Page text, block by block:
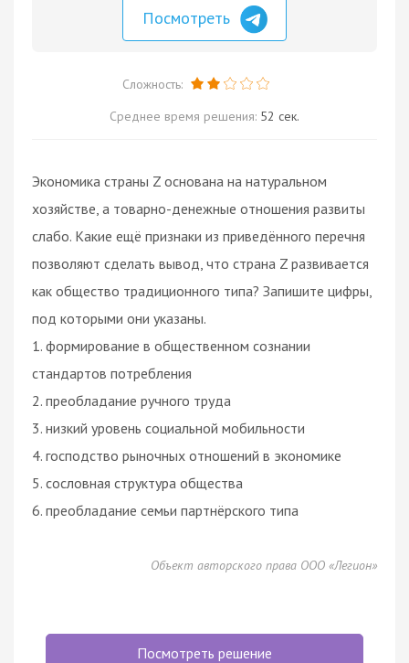
Посмотреть
Сложность:
Среднее время решения: 52 сек.
Экономика страны Z основана на натуральном
хозяйстве, а товарно-денежные отношения развиты
слабо. Какие ещё признаки из приведённого перечня
позволяют сделать вывод, что страна Z развивается
как общество традиционного типа? Запишите цифры,
под которыми они указаны.
1. формирование в общественном сознании
стандартов потребления
2. преобладание ручного труда
3. низкий уровень социальной мобильности
4. господство рыночных отношений в экономике
5. сословная структура общества
6. преобладание семьи партнёрского типа
Объект авторского права ООО «Легион»
Посмотреть решение